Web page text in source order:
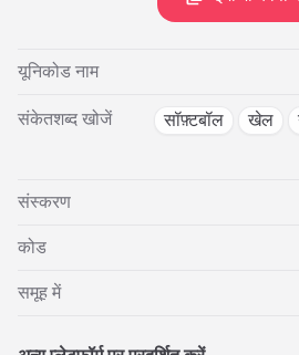
यूनिकोड नाम
संकेतशब्द खोजें सॉफ़्टबॉल खेल
संस्करण
कोड
समूह में